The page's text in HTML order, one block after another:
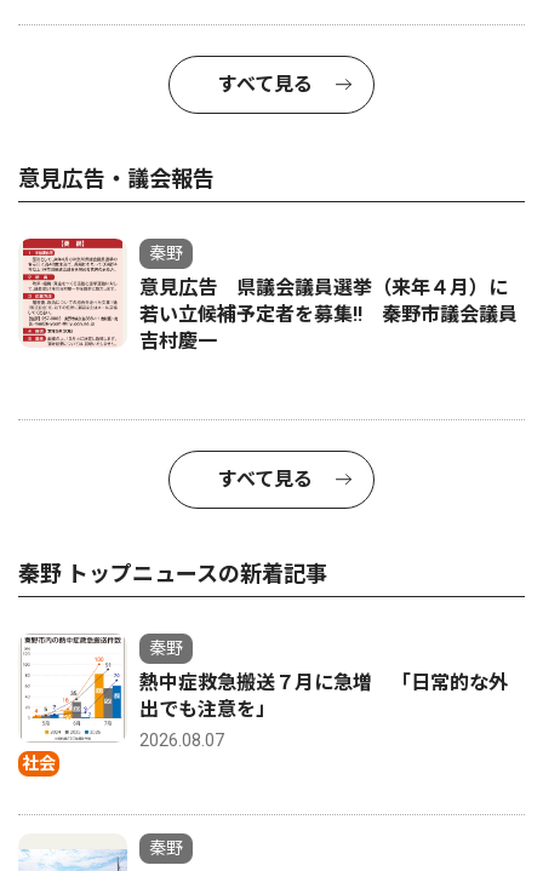
すべて見る
意見広告・議会報告
秦野
意見広告 県議会議員選挙（来年４月）に
若い立候補予定者を募集‼ 秦野市議会議員
吉村慶一
すべて見る
秦野 トップニュースの新着記事
社会
秦野
熱中症救急搬送７月に急増 「日常的な外
出でも注意を」
2026.08.07
秦野